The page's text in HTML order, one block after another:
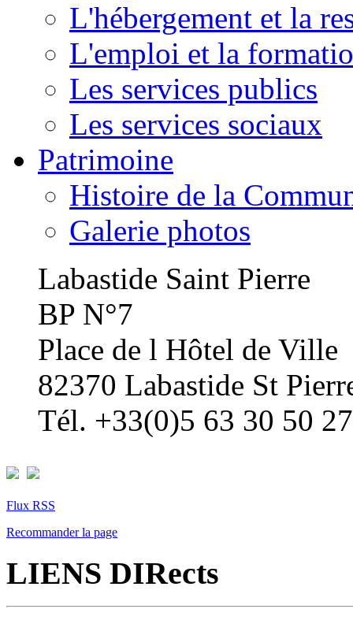
L'hébergement et la
L'emploi et la
Les services publics
Les services sociaux
Patrimoine
Histoire de la
Galerie photos
Labastide Saint Pierre
BP N°7
Place de l Hôtel de Ville
82370 Labastide St
Tél. +33(0)5 63 30 50 27
Flux RSS
Recommander la page
LIENS DIRects